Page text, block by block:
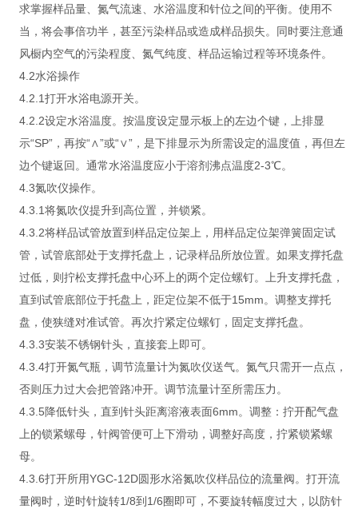
求掌握样品量、氮气流速、水浴温度和针位之间的平衡。使用不
当，将会事倍功半，甚至污染样品或造成样品损失。同时要注意通
风橱内空气的污染程度、氮气纯度、样品运输过程等环境条件。
4.2水浴操作
4.2.1打开水浴电源开关。
4.2.2设定水浴温度。按温度设定显示板上的左边个键，上排显
示“SP”，再按“∧”或“∨”，是下排显示为所需设定的温度值，再但左
边个键返回。通常水浴温度应小于溶剂沸点温度2-3℃。
4.3氮吹仪操作。
4.3.1将氮吹仪提升到高位置，并锁紧。
4.3.2将样品试管放置到样品定位架上，用样品定位架弹簧固定试
管，试管底部处于支撑托盘上，记录样品所放位置。如果支撑托盘
过低，则拧松支撑托盘中心环上的两个定位螺钉。上升支撑托盘，
直到试管底部位于托盘上，距定位架不低于15mm。调整支撑托
盘，使狭缝对准试管。再次拧紧定位螺钉，固定支撑托盘。
4.3.3安装不锈钢针头，直接套上即可。
4.3.4打开氮气瓶，调节流量计为氮吹仪送气。氮气只需开一点点，
否则压力过大会把管路冲开。调节流量计至所需压力。
4.3.5降低针头，直到针头距离溶液表面6mm。调整：拧开配气盘
上的锁紧螺母，针阀管便可上下滑动，调整好高度，拧紧锁紧螺
母。
4.3.6打开所用YGC-12D圆形水浴氮吹仪样品位的流量阀。打开流
量阀时，逆时针旋转1/8到1/6圈即可，不要旋转幅度过大，以防针